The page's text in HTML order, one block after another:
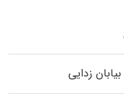
زدایی